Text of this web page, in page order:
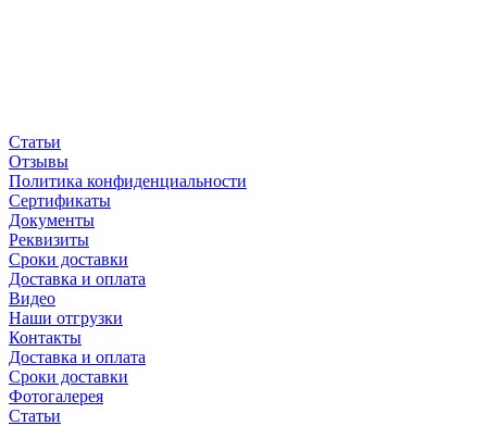
Статьи
Отзывы
Политика конфиденциальности
Сертификаты
Документы
Реквизиты
Сроки доставки
Доставка и оплата
Видео
Наши отгрузки
Контакты
Доставка и оплата
Сроки доставки
Фотогалерея
Статьи